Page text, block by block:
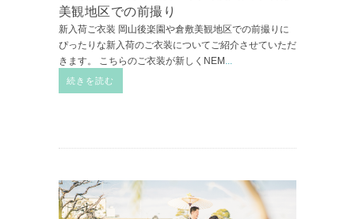
美観地区での前撮り
新入荷ご衣装 岡山後楽園や倉敷美観地区での前撮りに
ぴったりな新入荷のご衣装についてご紹介させていただ
きます。 こちらのご衣装が新しくNEM ...
続きを読む